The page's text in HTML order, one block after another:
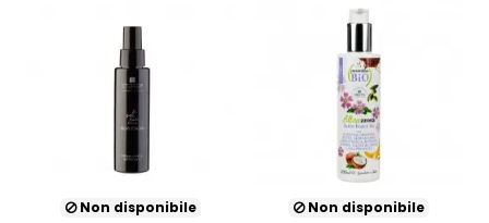
Non disponibile
Non disponibile